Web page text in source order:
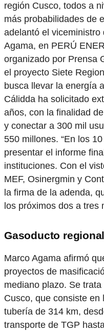
región Cusco, todos a
más probabilidades de
adelantó el
Agama, en PERÚ
organizado por Prensa
el proyecto Siete
busca llevar la energía
Cálidda ha solicitado
años, con la finalidad
y conectar a 300 mil
550 millones. “En los
presentar el informe
instituciones. Con el
MEF, Osinergmin y
la firma de la adenda,
los próximos dos a tres
Gasoducto regional
Marco Agama afirmó
proyectos de
mediano plazo. Se
Cusco, que consiste en
tubería de 314 km,
transporte de TGP